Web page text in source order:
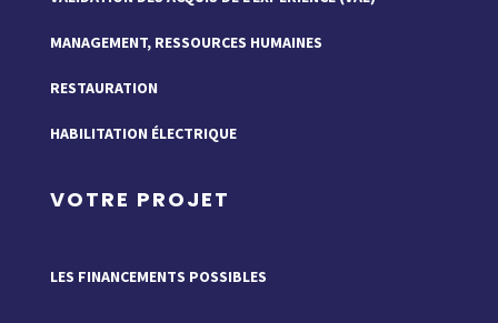
MANAGEMENT, RESSOURCES HUMAINES
RESTAURATION
HABILITATION ÉLECTRIQUE
VOTRE PROJET
LES FINANCEMENTS POSSIBLES